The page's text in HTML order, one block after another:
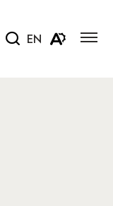
OuvrirEN
la